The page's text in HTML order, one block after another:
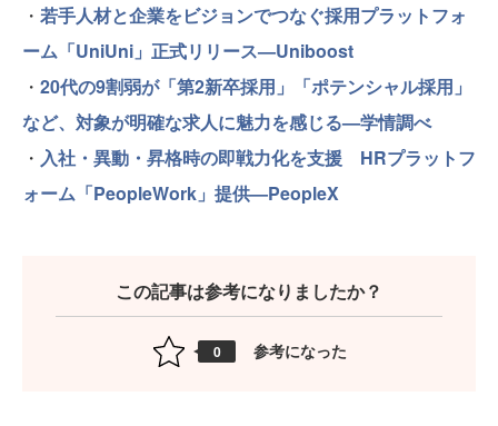
・ 若手人材と企業をビジョンでつなぐ採用プラットフォ
ーム「UniUni」正式リリース—Uniboost
・ 20代の9割弱が「第2新卒採用」「ポテンシャル採用」
など、対象が明確な求人に魅力を感じる—学情調べ
・ 入社・異動・昇格時の即戦力化を支援 HRプラットフ
ォーム「PeopleWork」提供—PeopleX
この記事は参考になりましたか？
0 参考になった